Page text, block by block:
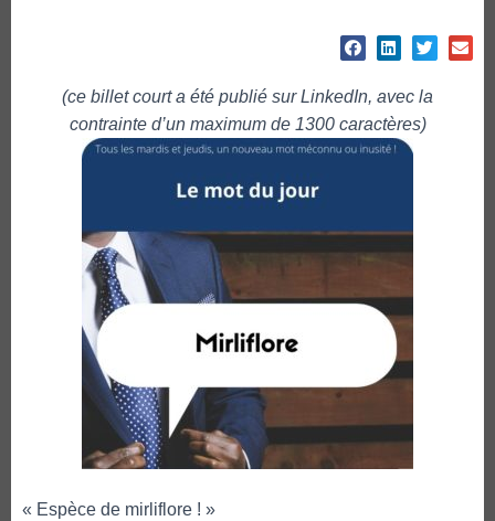
(ce billet court a été publié sur LinkedIn, avec la
contrainte d’un maximum de 1300 caractères)
« Espèce de mirliflore ! »